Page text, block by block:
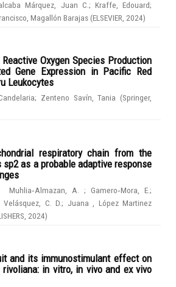
Márquez, Juan C. ; Kraffe, Edouard;
Magallón Barajas (ELSEVIER 2024)
Oxygen Species Production
Gene Expression in Pacific Red
Leukocytes
; Zenteno Savín, Tania (Springer,
respiratory chain from the
as a probable adaptive response
Muhlia‑Almazan, A.;Gamero‑Mora, E.;
Velásquez, C. D.; Juana , López Martinez
2024)
and its immunostimulant effect on
in vitro, in vivo and ex vivo